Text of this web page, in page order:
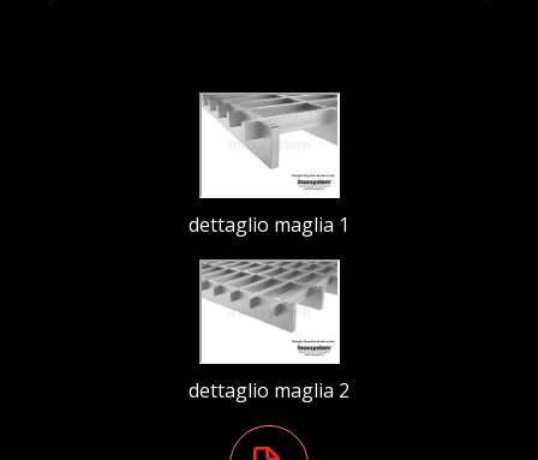
dettaglio maglia 1
dettaglio maglia 2